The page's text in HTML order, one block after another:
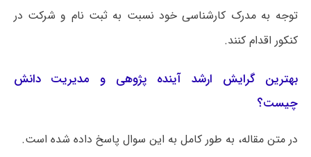
توجه به مدرک کارشناسی خود نسبت به ثبت نام و شرکت در
کنکور اقدام کنند.
بهترین گرایش ارشد آینده پژوهی و مدیریت دانش
چیست؟
در متن مقاله، به طور کامل به این سوال پاسخ داده شده است.